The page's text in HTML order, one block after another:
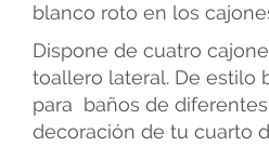
blanco roto en los
Dispone de cuatro
toallero lateral. De estilo
para baños de
decoración de tu cuarto